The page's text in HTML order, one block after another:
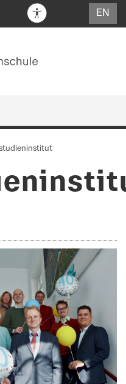
EN